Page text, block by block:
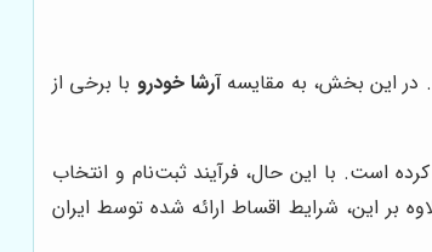
در این بخش، به مقایسهآرشا خودرو با برخی از
است. با این حال، فرآیند ثبت‌نام و انتخاب
بر این، شرایط اقساط ارائه شده توسط ایران